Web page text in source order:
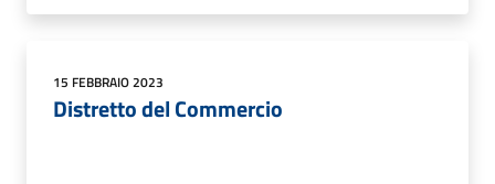
15 FEBBRAIO 2023
Distretto del Commercio